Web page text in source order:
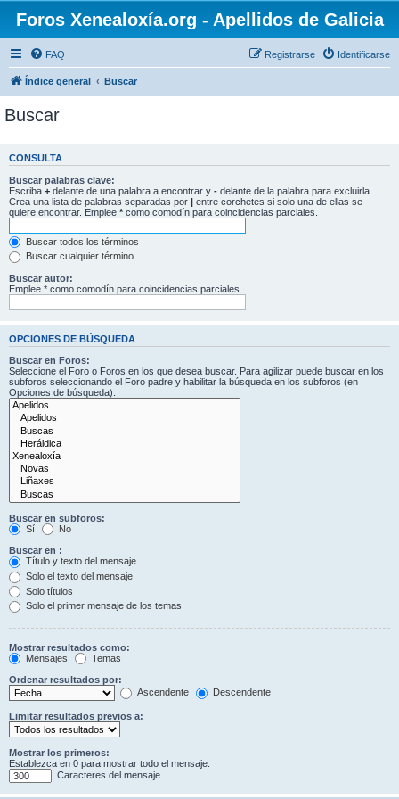
Foros Xenealoxía.org - Apellidos de Galicia
FAQ Identificarse
Registrarse
Índice general Buscar
Buscar
CONSULTA
Buscar palabras clave:
Escriba + delante de una palabra a encontrar y - delante de la palabra para excluirla.
Crea una lista de palabras separadas por | entre corchetes si solo una de ellas se
quiere encontrar. Emplee * como comodín para coincidencias parciales.
Buscar todos los términos
Buscar cualquier término
Buscar autor:
Emplee * como comodín para coincidencias parciales.
OPCIONES DE BÚSQUEDA
Buscar en Foros:
Seleccione el Foro o Foros en los que desea buscar. Para agilizar puede buscar en los
subforos seleccionando el Foro padre y habilitar la búsqueda en los subforos (en
Opciones de búsqueda).
Buscar en subforos:
Sí
No
Buscar en :
Título y texto del mensaje
Solo el texto del mensaje
Solo títulos
Solo el primer mensaje de los temas
Mostrar resultados como:
Mensajes
Temas
Ordenar resultados por:
Ascendente
Descendente
Limitar resultados previos a:
Mostrar los primeros:
Establezca en 0 para mostrar todo el mensaje.
Caracteres del mensaje